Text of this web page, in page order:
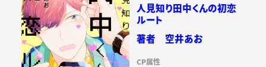
人見知り田中くんの初恋
ルート
著者 空井あお
CP属性